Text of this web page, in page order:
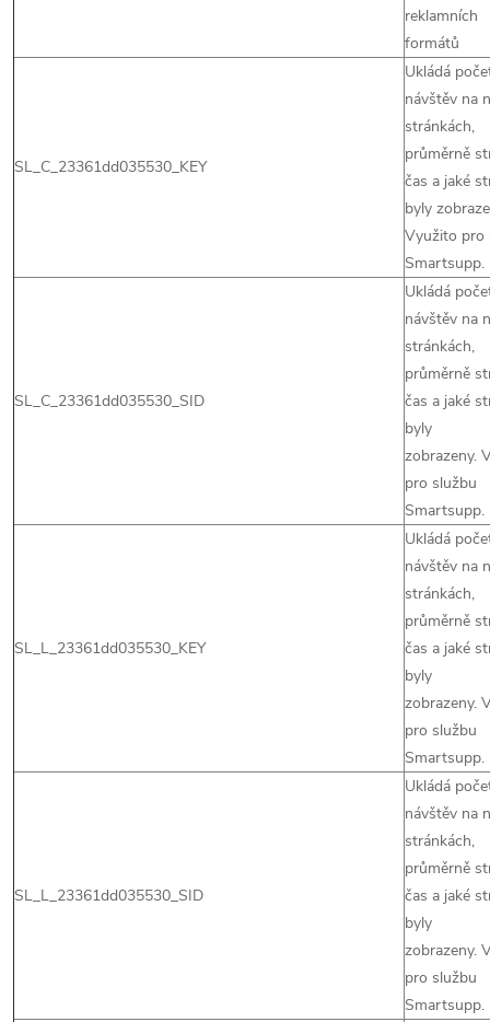
reklamních
formátů
SL_C_23361dd035530_KEY
Ukládá
návštěv na
stránkách,
průměrně
čas a jaké
byly
Využito pro
Smartsupp.
SL_C_23361dd035530_SID
Ukládá
návštěv na
stránkách,
průměrně
čas a jaké
byly
zobrazeny.
pro službu
Smartsupp.
SL_L_23361dd035530_KEY
Ukládá
návštěv na
stránkách,
průměrně
čas a jaké
byly
zobrazeny.
pro službu
Smartsupp.
SL_L_23361dd035530_SID
Ukládá
návštěv na
stránkách,
průměrně
čas a jaké
byly
zobrazeny.
pro službu
Smartsupp.